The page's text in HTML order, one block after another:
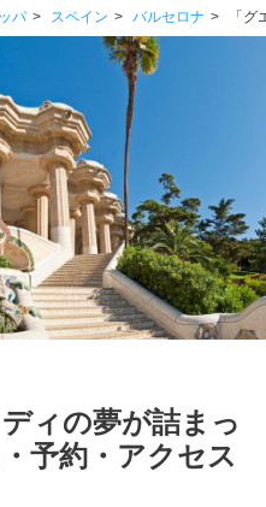
パ スペイン バルセロナ 「
ィの夢が詰まっ
予約・アクセス